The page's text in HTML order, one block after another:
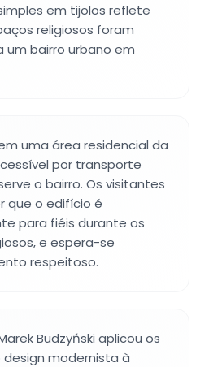
em tijolos reflete
religiosos foram
bairro urbano em
uma área residencial da
por transporte
o bairro. Os visitantes
que o edifício é
para fiéis durante os
e espera-se
respeitoso.
Budzyński aplicou os
design modernista à